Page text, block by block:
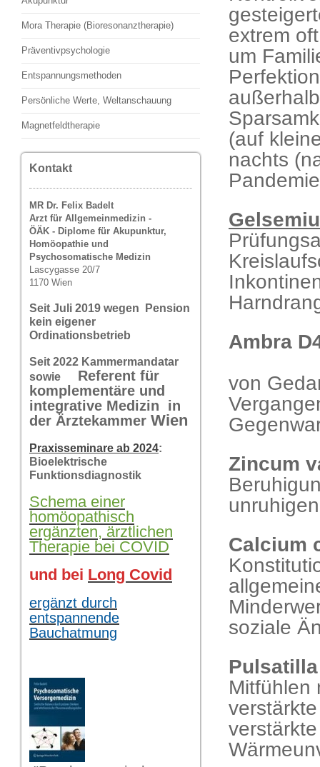
Mora Therapie (Bioresonanztherapie)
Präventivpsychologie
Entspannungsmethoden
Persönliche Werte, Weltanschauung
Magnetfeldtherapie
Kontakt
MR Dr. Felix Badelt
Arzt für Allgemeinmedizin -
ÖÄK - Diplome für Akupunktur,
Homöopathie und
Psychosomatische Medizin
Lascygasse 20/7
1170 Wien
Seit Juli 2019 wegen Pension
kein eigener
Ordinationsbetrieb
Seit 2022 Kammermandatar
sowie
Referent für
komplementäre und
integrative Medizin in
der Ärztekammer Wien
Praxisseminare ab 2024:
Bioelektrische
Funktionsdiagnostik
Schema einer
homöopathisch
ergänzten, ärztlichen
Therapie bei COVID
und bei Long Covid
ergänzt durch
entspannende
Bauchatmung
extrem
um
(auf
nachts
Ambra
von
Zincum
Calcium
soziale
Pulsatilla
Mitfühlen